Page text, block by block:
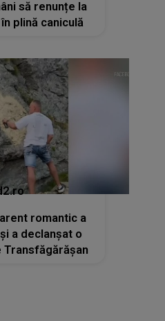
să renunțe la
plină caniculă
romantic a
a declanșat o
Transfăgărășan